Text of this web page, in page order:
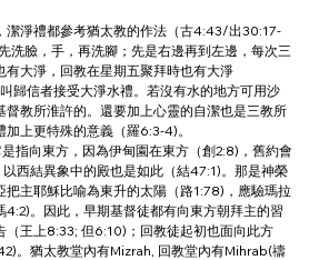
潔淨禮都參考猶太教的作法（古4:43/出30:17-
洗臉，手，再洗腳；先是右邊再到左邊，每次三
有大淨，回教在星期五聚拜時也有大淨
歸信者接受大淨水禮。若沒有水的地方可用沙
督教所淮許的。還要加上心靈的自潔也是三教所
上更特殊的意義（羅6:3-4)。
指向東方，因為伊甸園在東方（創2:8)，舊約會
西結異象中的殿也是如此（結47:1)。那是神榮
把主耶穌比喻為東升的太陽（路1:78)，應驗瑪拉
4:2)。因此，早期基督徒都有向東方朝拜主的習
（王上8:33; 但6:10)；回教徒起初也面向此方
。猶太教堂內有Mizrah, 回教堂內有Mihrab(禱